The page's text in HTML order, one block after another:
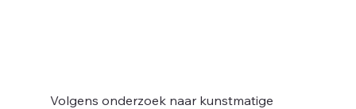
Volgens onderzoek naar kunstmatige